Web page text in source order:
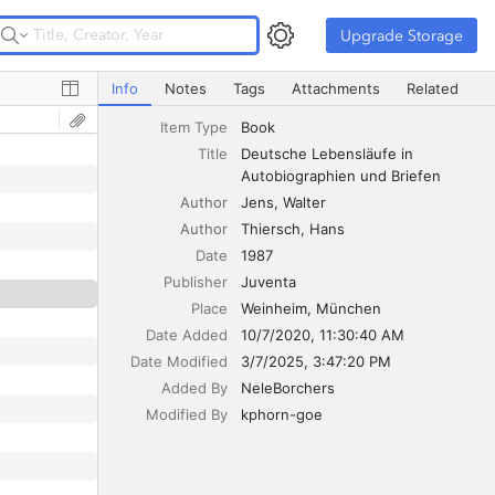
Upgrade Storage Upgrade Storage
Deutsche Lebensläufe in Autobiographien und Briefen
Info Notes Tags Attachments Related
Item Type
Book
Title
Deutsche Lebensläufe in
Autobiographien und Briefen
Author
Jens Walter
Author
Thiersch
Hans
Date
1987
Publisher
Juventa
Place
Weinheim, München
Date Added
10/7/2020, 11:30:40 AM
Date Modified
3/7/2025, 3:47:20 PM
Added By
NeleBorchers
Modified By
kphorn-goe